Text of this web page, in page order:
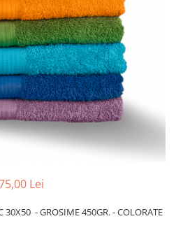
Lei
30X50 - GROSIME 450GR. - COLORATE